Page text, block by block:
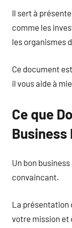
Il sert à
comme les
les organismes
Ce document
il vous aide à
Ce que
Business
Un bon
convaincant.
La présentation
votre mission et